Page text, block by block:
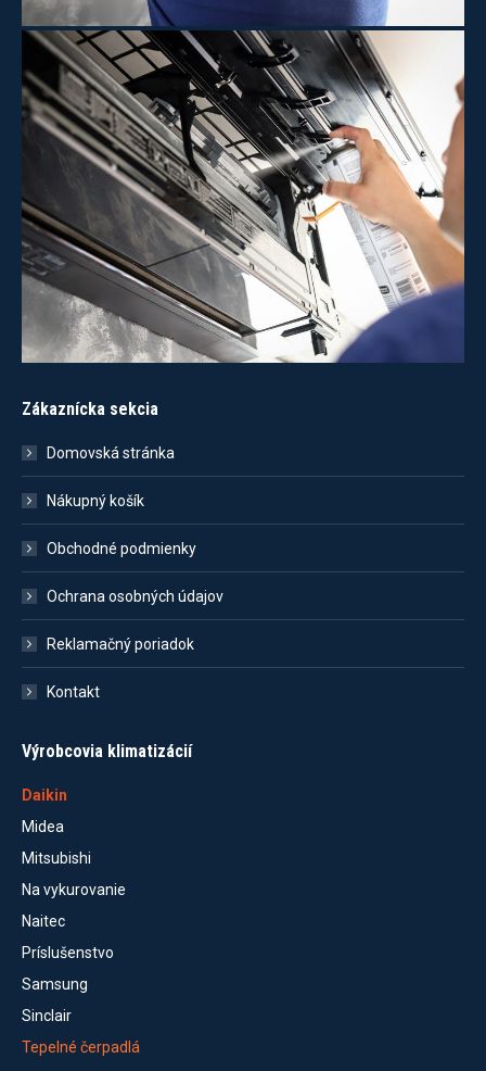
Zákaznícka sekcia
Domovská stránka
Nákupný košík
Obchodné podmienky
Ochrana osobných údajov
Reklamačný poriadok
Kontakt
Výrobcovia klimatizácií
Daikin
Midea
Mitsubishi
Na vykurovanie
Naitec
Príslušenstvo
Samsung
Sinclair
Tepelné čerpadlá